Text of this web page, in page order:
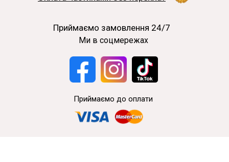
Приймаємо до оплати
Ми в соцмережах
Приймаємо замовлення 24/7